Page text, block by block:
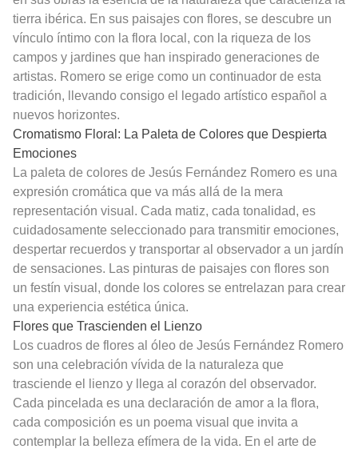
tierra ibérica. En sus paisajes con flores, se descubre un
vínculo íntimo con la flora local, con la riqueza de los
campos y jardines que han inspirado generaciones de
artistas. Romero se erige como un continuador de esta
tradición, llevando consigo el legado artístico español a
nuevos horizontes.
Cromatismo Floral: La Paleta de Colores que Despierta
Emociones
La paleta de colores de Jesús Fernández Romero es una
expresión cromática que va más allá de la mera
representación visual. Cada matiz, cada tonalidad, es
cuidadosamente seleccionado para transmitir emociones,
despertar recuerdos y transportar al observador a un jardín
de sensaciones. Las pinturas de paisajes con flores son
un festín visual, donde los colores se entrelazan para crear
una experiencia estética única.
Flores que Trascienden el Lienzo
Los cuadros de flores al óleo de Jesús Fernández Romero
son una celebración vívida de la naturaleza que
trasciende el lienzo y llega al corazón del observador.
Cada pincelada es una declaración de amor a la flora,
cada composición es un poema visual que invita a
contemplar la belleza efímera de la vida. En el arte de